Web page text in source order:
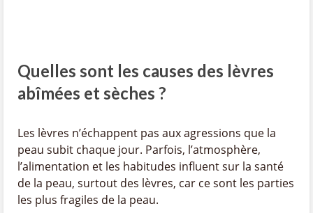
Quelles sont les causes des lèvres
abîmées et sèches ?
Les lèvres n’échappent pas aux agressions que la
peau subit chaque jour. Parfois, l’atmosphère,
l’alimentation et les habitudes influent sur la santé
de la peau, surtout des lèvres, car ce sont les parties
les plus fragiles de la peau.